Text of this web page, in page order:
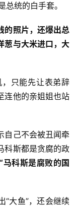
总统的白手套。
的照片，还爆出总
葱与大米进口，大
只能先让表弟辞
连他的亲姐姐也站
自己不会被丑闻牵
科斯都是贪腐的政
“马科斯是腐败的国
“大鱼”，还会继续